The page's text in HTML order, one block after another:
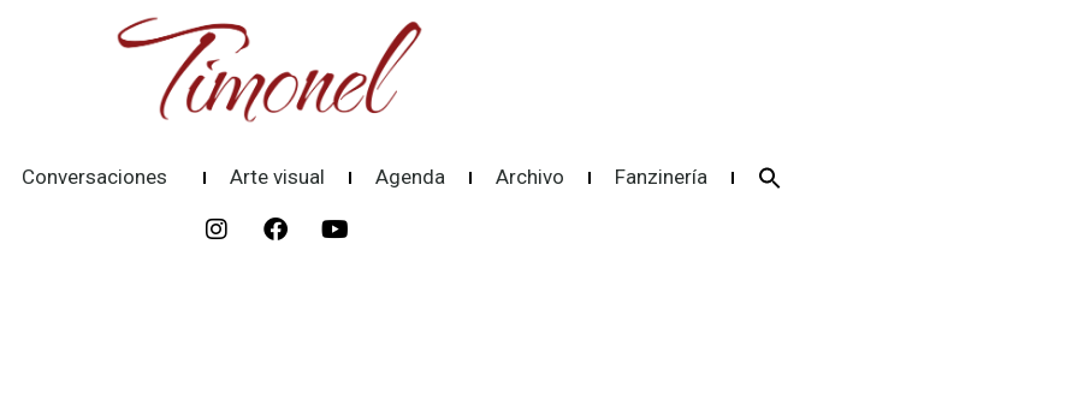
Conversaciones Arte visual Agenda Archivo Fanzinería